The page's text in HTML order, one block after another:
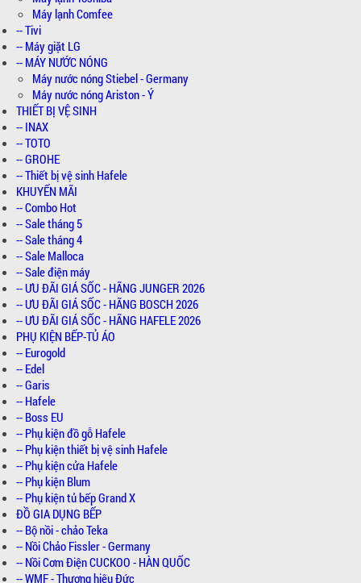
Máy lạnh Comfee
-- Tivi
-- Máy giặt LG
-- MÁY NƯỚC NÓNG
Máy nước nóng Stiebel - Germany
Máy nước nóng Ariston - Ý
THIẾT BỊ VỆ SINH
-- INAX
-- TOTO
-- GROHE
-- Thiết bị vệ sinh Hafele
KHUYẾN MÃI
-- Combo Hot
-- Sale tháng 5
-- Sale tháng 4
-- Sale Malloca
-- Sale điện máy
-- ƯU ĐÃI GIÁ SỐC - HÃNG JUNGER 2026
-- ƯU ĐÃI GIÁ SỐC - HÃNG BOSCH 2026
-- ƯU ĐÃI GIÁ SỐC - HÃNG HAFELE 2026
PHỤ KIỆN BẾP-TỦ ÁO
-- Eurogold
-- Edel
-- Garis
-- Hafele
-- Boss EU
-- Phụ kiện đồ gỗ Hafele
-- Phụ kiện thiết bị vệ sinh Hafele
-- Phụ kiện cửa Hafele
-- Phụ kiện Blum
-- Phụ kiện tủ bếp Grand X
ĐỒ GIA DỤNG BẾP
-- Bộ nồi - chảo Teka
-- Nồi Chảo Fissler - Germany
-- Nồi Cơm Điện CUCKOO - HÀN QUỐC
-- WMF - Thương hiệu Đức